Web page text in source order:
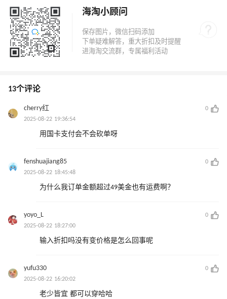
海淘小顾问
13个评论
cherry红
0
2025-08-22 19:36:54
用国卡支付会不会砍单呀
fenshuajiang85
0
2025-08-22 18:45:48
为什么我订单金额超过49美金也有运费啊？
yoyo_L
0
2025-08-22 18:27:00
输入折扣吗没有变价格是怎么回事呢
yufu330
0
2025-08-22 16:20:02
老少皆宜 都可以穿哈哈